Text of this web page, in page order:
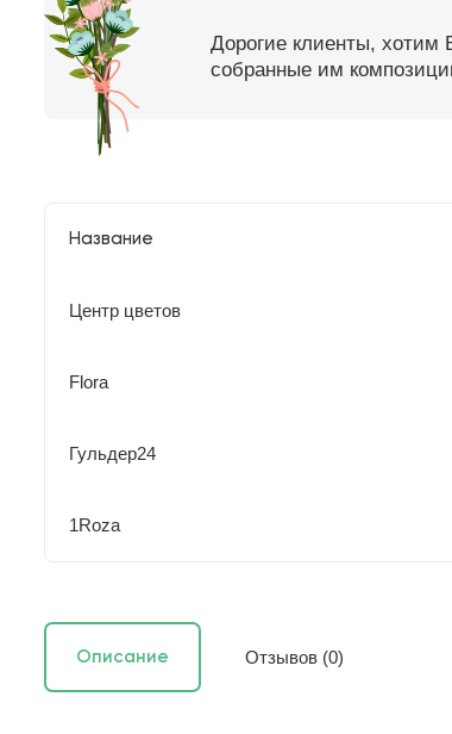
Дорогие клиенты,
собранные им
Название
Центр цветов
Flora
Гульдер24
1Roza
Описание Отзывов (0)